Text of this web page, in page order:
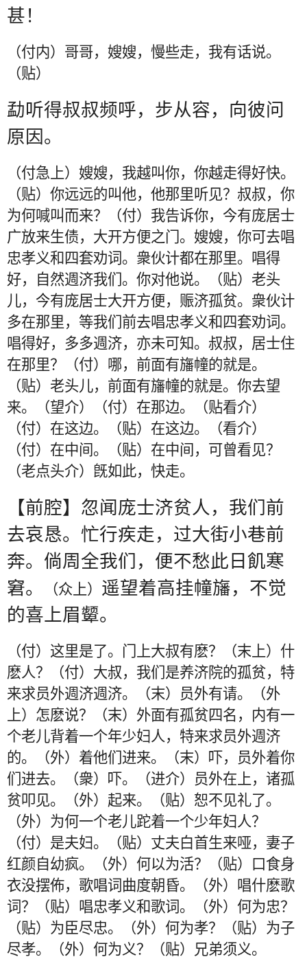
甚！
（付内）哥哥，嫂嫂，慢些走，我有话说。
（贴）
勐听得叔叔频呼，步从容，向彼问
原因。
（付急上）嫂嫂，我越叫你，你越走得好快。
（贴）你远远的叫他，他那里听见？叔叔，你
为何喊叫而来？（付）我告诉你，今有庞居士
广放来生债，大开方便之门。嫂嫂，你可去唱
忠孝义和四套劝词。衆伙计都在那里。唱得
好，自然週济我们。你对他说。（贴）老头
儿，今有庞居士大开方便，赈济孤贫。衆伙计
多在那里，等我们前去唱忠孝义和四套劝词。
唱得好，多多週济，亦未可知。叔叔，居士住
在那里？（付）哪，前面有旛幢的就是。
（贴）老头儿，前面有旛幢的就是。你去望
来。（望介）（付）在那边。（贴看介）
（付）在这边。（贴）在这边。（看介）
（付）在中间。（贴）在中间，可曾看见？
（老点头介）旣如此，快走。
【前腔】忽闻庞士济贫人，我们前
去哀恳。忙行疾走，过大街小巷前
奔。倘周全我们，便不愁此日飢寒
窘。
（众上） 遥望着高挂幢旛，不觉
的喜上眉颦。
（付）这里是了。门上大叔有麽？（末上）什
麽人？（付）大叔，我们是养济院的孤贫，特
来求员外週济週济。（末）员外有请。（外
上）怎麽说？（末）外面有孤贫四名，内有一
个老儿背着一个年少妇人，特来求员外週济
的。（外）着他们进来。（末）吓，员外着你
们进去。（衆）吓。（进介）员外在上，诸孤
贫叩见。（外）起来。（贴）恕不见礼了。
（外）为何一个老儿跎着一个少年妇人？
（付）是夫妇。（贴）丈夫白首生来哑，妻子
红颜自幼疯。（外）何以为活？（贴）口食身
衣没摆佈，歌唱词曲度朝昏。（外）唱什麽歌
词？（贴）唱忠孝义和歌词。（外）何为忠？
（贴）为臣尽忠。（外）何为孝？（贴）为子
尽孝。（外）何为义？（贴）兄弟须义。